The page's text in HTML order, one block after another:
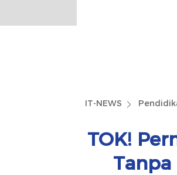
IT-NEWS
TOK!